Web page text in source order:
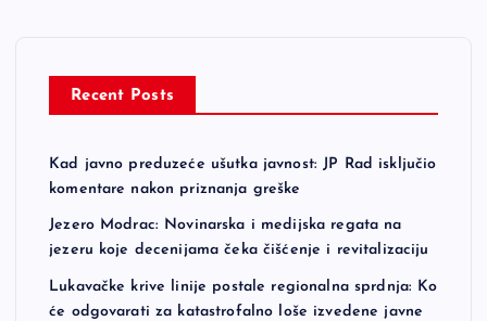
Recent Posts
Kad javno preduzeće ušutka javnost: JP Rad isključio
komentare nakon priznanja greške
Jezero Modrac: Novinarska i medijska regata na
jezeru koje decenijama čeka čišćenje i revitalizaciju
Lukavačke krive linije postale regionalna sprdnja: Ko
će odgovarati za katastrofalno loše izvedene javne